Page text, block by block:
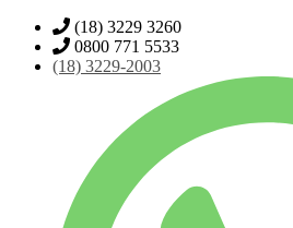
(18) 3229 3260
0800 771 5533
(18) 3229-2003